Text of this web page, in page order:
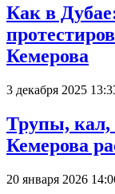
Как в
Кемерова
3 декабря 2025
Трупы, кал,
Кемерова
20 января 2026